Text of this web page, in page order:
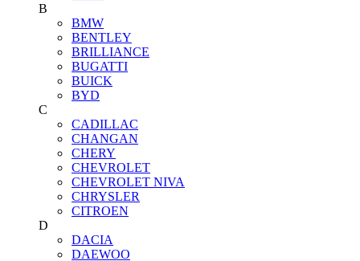
B
BMW
BENTLEY
BRILLIANCE
BUGATTI
BUICK
BYD
C
CADILLAC
CHANGAN
CHERY
CHEVROLET
CHEVROLET NIVA
CHRYSLER
CITROEN
D
DACIA
DAEWOO